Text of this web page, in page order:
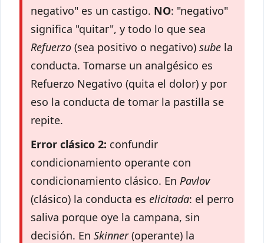
negativo" es un castigo. NO: "negativo"
significa "quitar", y todo lo que sea
Refuerzo (sea positivo o negativo) sube la
conducta. Tomarse un analgésico es
Refuerzo Negativo (quita el dolor) y por
eso la conducta de tomar la pastilla se
repite.
Error clásico 2: confundir
condicionamiento operante con
condicionamiento clásico. En Pavlov
(clásico) la conducta es elicitada: el perro
saliva porque oye la campana, sin
decisión. En Skinner(operante) la